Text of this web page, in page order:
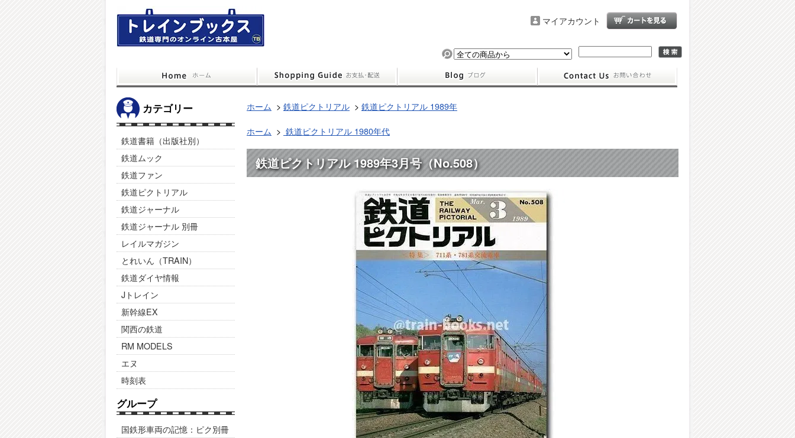
マイアカウント
カテゴリー
鉄道書籍（出版社別）
鉄道ムック
鉄道ファン
鉄道ピクトリアル
鉄道ジャーナル
鉄道ジャーナル 別冊
レイルマガジン
とれいん（TRAIN）
鉄道ダイヤ情報
Jトレイン
新幹線EX
関西の鉄道
RM MODELS
エヌ
時刻表
グループ
国鉄形車両の記憶：ピク別冊
ホーム > 鉄道ピクトリアル > 鉄道ピクトリアル 1989年
ホーム > 鉄道ピクトリアル 1980年代
鉄道ピクトリアル 1989年3月号（No.508）